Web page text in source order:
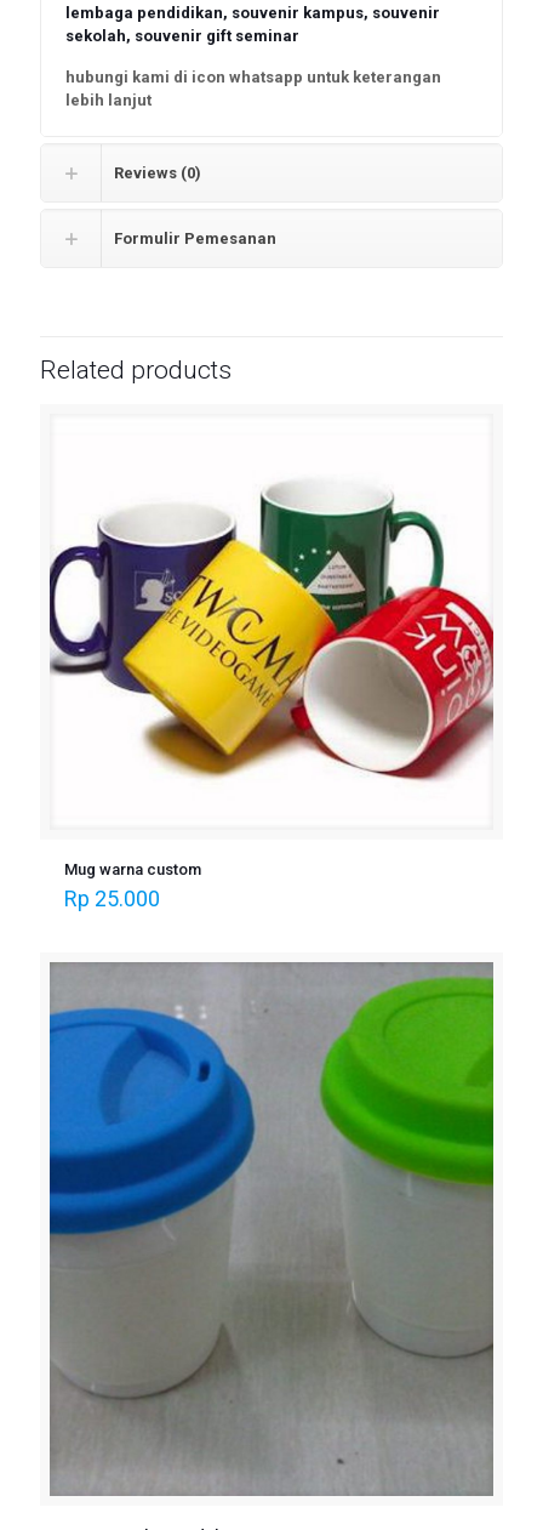
lembaga pendidikan, souvenir kampus, souvenir
sekolah, souvenir gift seminar
hubungi kami di icon whatsapp untuk keterangan
lebih lanjut
Reviews (0)
Formulir Pemesanan
Related products
Mug warna custom
Rp 25.000